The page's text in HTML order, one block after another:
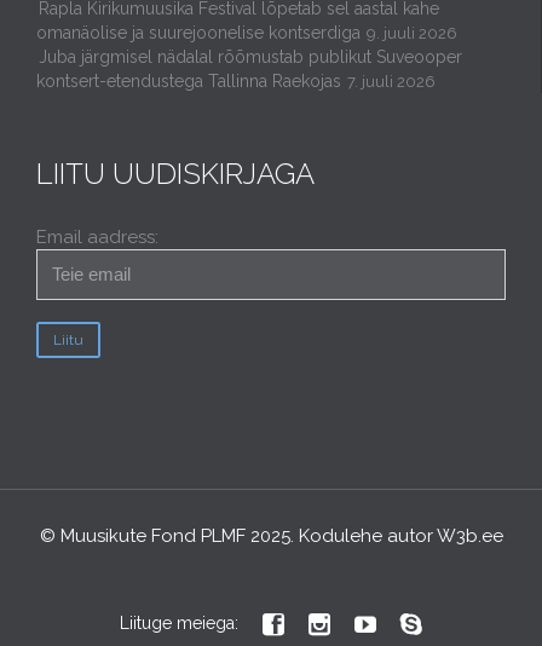
Rapla Kirikumuusika Festival lõpetab sel aastal kahe
omanäolise ja suurejoonelise kontserdiga 9. juuli 2026
Juba järgmisel nädalal rõõmustab publikut Suveooper
kontsert-etendustega Tallinna Raekojas 7. juuli 2026
LIITU UUDISKIRJAGA
Email aadress:
© Muusikute Fond PLMF 2025. Kodulehe autorW3b.ee
Liituge meiega:    